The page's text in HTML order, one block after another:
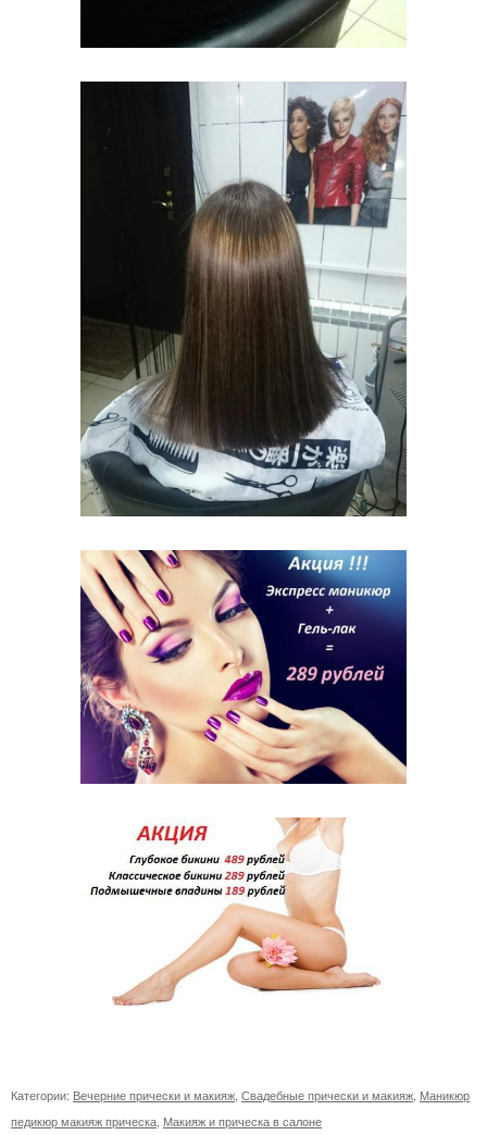
Категории: Вечерние прически и макияж Свадебные прически и макияж Маникюр
педикюр макияж прическа Макияж и прическа в салоне